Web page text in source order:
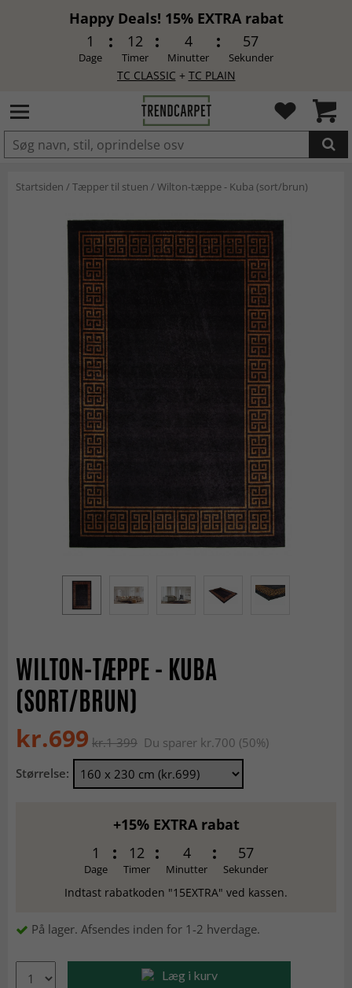
Happy Deals! 15% EXTRA rabat
1
Dage
12
Timer
4
Minutter
56
Sekunder
TC CLASSIC + TC PLAIN
LAGT I INDKØBSKURVEN.
Startsiden /Tæpper til stuen /Wilton-tæppe - Kuba (sort/brun)
WILTON-TÆPPE - KUBA
(SORT/BRUN)
kr.699 kr.1 399 Du sparer kr.700 (50%)
Størrelse:
+15% EXTRA rabat
1
Dage
12
Timer
4
Minutter
56
Sekunder
Indtast rabatkoden "15EXTRA" ved kassen.
På lager. Afsendes inden for 1-2 hverdage.
Læg i kurv